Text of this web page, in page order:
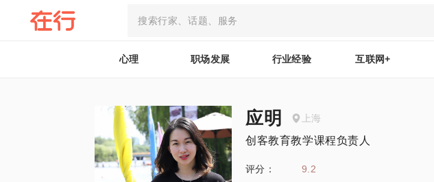
心理 职场发展 行业经验 互联网+
应明 上海
创客教育教学课程负责人
评分：
9.2